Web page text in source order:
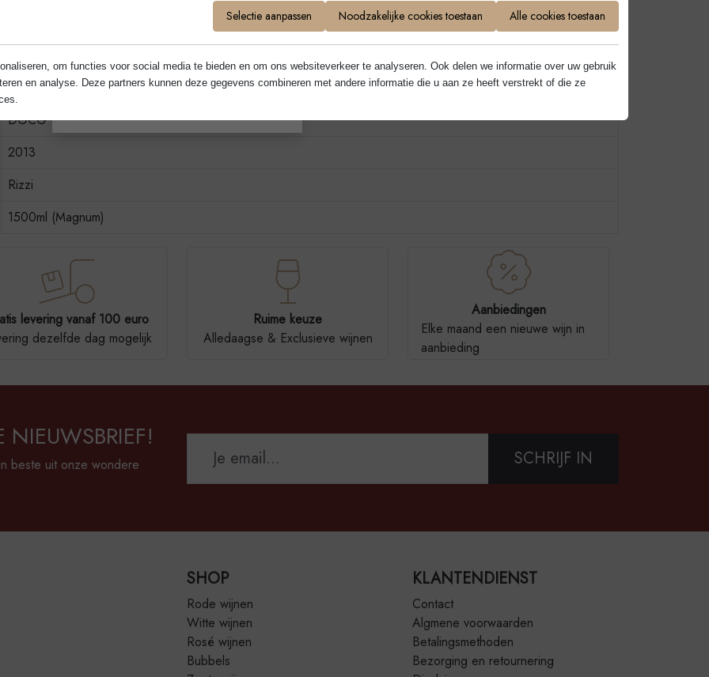
Ben je ouder dan 18?
Ja Nee
Nebbiolo
DOCG
2013
Rizzi
1500ml (Magnum)
levering vanaf 100 euro
dezelfde dag mogelijk
Ruime keuze
Alledaagse & Exclusieve wijnen
Aanbiedingen
Elke maand een nieuwe wijn in
aanbieding
beste uit onze wondere
SCHRIJF IN
SHOP
Rode wijnen
Witte wijnen
Rosé wijnen
Bubbels
KLANTENDIENST
Contact
Algmene voorwaarden
Betalingsmethoden
Bezorging en retournering
Selectie aanpassen Noodzakelijke cookies toestaan Alle cookies toestaan
om functies voor social media te bieden en om ons websiteverkeer te analyseren. Ook delen we informatie over uw gebruik
en analyse. Deze partners kunnen deze gegevens combineren met andere informatie die u aan ze heeft verstrekt of die ze